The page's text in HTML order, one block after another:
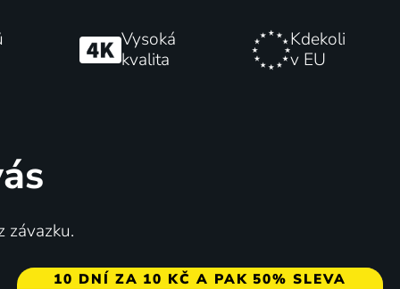
Vysoká
kvalita
Kdekoli
v EU
závazku.
10 DNÍ ZA 10 KČ A PAK 50% SLEVA